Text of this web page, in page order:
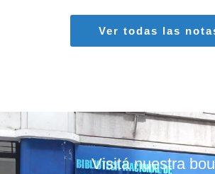
Ver todas las
Visitá nuestra